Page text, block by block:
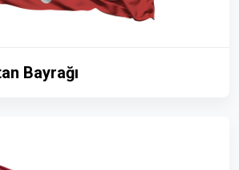
Bayrağı